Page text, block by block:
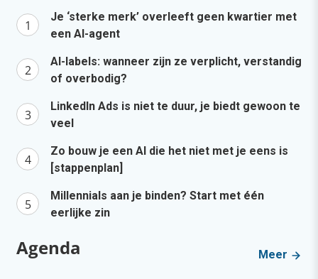
Je ‘sterke merk’ overleeft geen kwartier met
een AI-agent
AI-labels: wanneer zijn ze verplicht, verstandig
of overbodig?
LinkedIn Ads is niet te duur, je biedt gewoon te
veel
Zo bouw je een AI die het niet met je eens is
[stappenplan]
Millennials aan je binden? Start met één
eerlijke zin
Agenda Meer